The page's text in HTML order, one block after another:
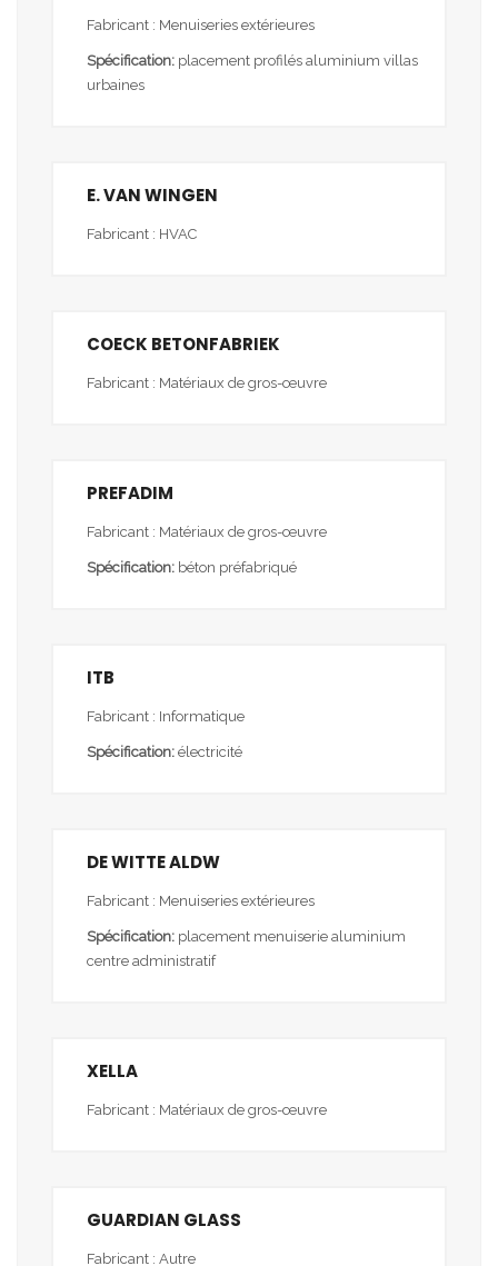
Fabricant : Menuiseries extérieures
Spécification: placement profilés aluminium villas
urbaines
E. VAN WINGEN
Fabricant : HVAC
COECK BETONFABRIEK
Fabricant : Matériaux de gros-œuvre
PREFADIM
Fabricant : Matériaux de gros-œuvre
Spécification: béton préfabriqué
ITB
Fabricant : Informatique
Spécification: électricité
DE WITTE ALDW
Fabricant : Menuiseries extérieures
Spécification: placement menuiserie aluminium
centre administratif
XELLA
Fabricant : Matériaux de gros-œuvre
GUARDIAN GLASS
Fabricant : Autre